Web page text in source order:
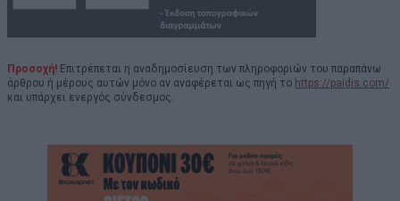
Προσοχή! Επιτρέπεται η αναδημοσίευση των πληροφοριών του παραπάνω
άρθρου ή μέρους αυτών μόνο αν αναφέρεται ως πηγή το https://paidis.com/
και υπάρχει ενεργός σύνδεσμος.